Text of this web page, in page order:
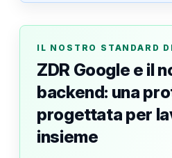
IL NOSTRO STANDARD
ZDR Google e il
backend: una
progettata per
insieme